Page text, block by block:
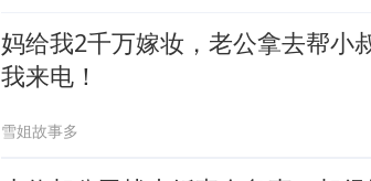
妈给我2千万嫁妆，老公拿去帮小
我来电！
雪姐故事多